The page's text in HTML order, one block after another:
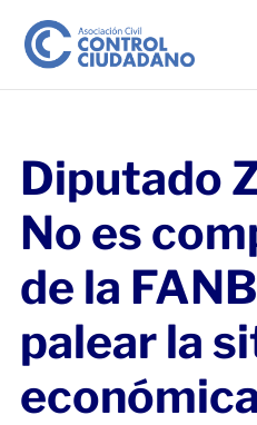
Diputado
No es
de la
palear la